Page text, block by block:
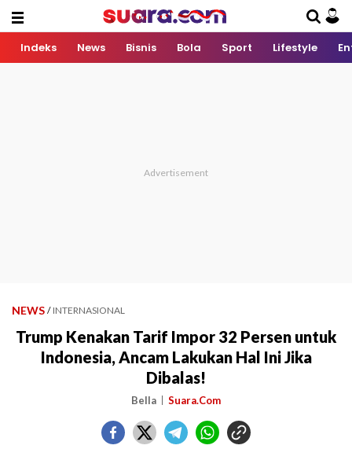
Indeks News Bisnis Bola Sport Lifestyle
NEWS / INTERNASIONAL
Trump Kenakan Tarif Impor 32 Persen untuk
Indonesia, Ancam Lakukan Hal Ini Jika
Dibalas!
Bella Suara.Com